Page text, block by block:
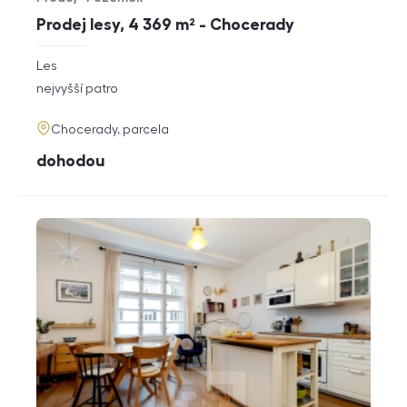
Prodej lesy, 4 369 m² - Chocerady
Typ nabídky
Typ nemovitosti
rozměry
Les
funkce
nejvyšší patro
adresa
Chocerady, parcela
cena
dohodou